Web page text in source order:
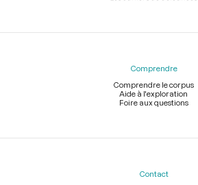
Comprendre
Comprendre le corpus
Aide à l'exploration
Foire aux questions
Contact